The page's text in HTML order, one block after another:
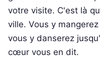
votre visite. C'est là
ville. Vous y
vous y danserez
cœur vous en dit.